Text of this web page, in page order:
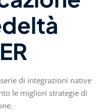
di integrazioni native
le migliori strategie di